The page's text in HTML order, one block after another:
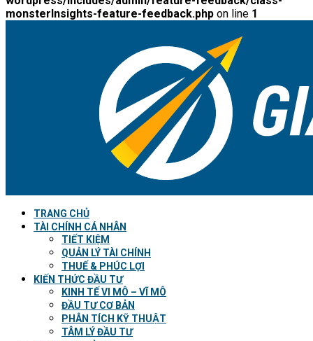
monsterInsights-feature-feedback.php on line 1
TRANG CHỦ
TÀI CHÍNH CÁ NHÂN
TIẾT KIỆM
QUẢN LÝ TÀI CHÍNH
THUẾ & PHÚC LỢI
KIẾN THỨC ĐẦU TƯ
KINH TẾ VI MÔ – VĨ MÔ
ĐẦU TƯ CƠ BẢN
PHÂN TÍCH KỸ THUẬT
TÂM LÝ ĐẦU TƯ